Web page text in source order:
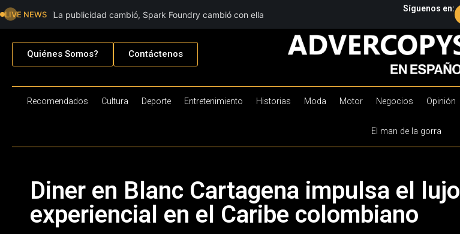
LIVE NEWS La publicidad cambió, Spark Foundry cambió con ella
Síguenos en:
Quiénes Somos? Contáctenos
Recomendados Cultura Deporte Entretenimiento Historias Moda Motor Negocios Opinión
El man de la gorra
Diner en Blanc Cartagena impulsa el lujo
experiencial en el Caribe colombiano